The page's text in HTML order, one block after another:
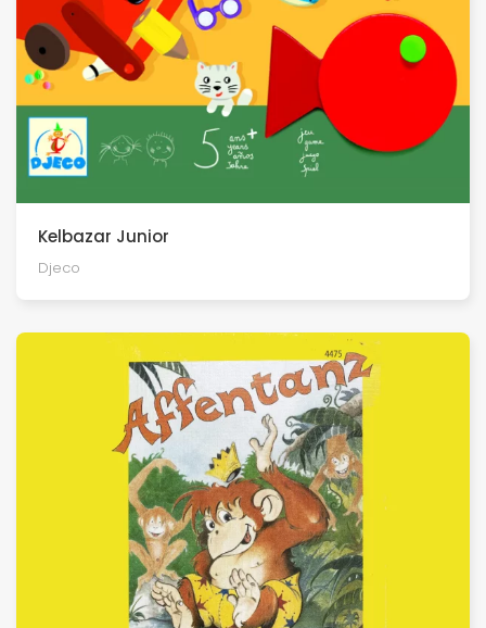
Kelbazar Junior
Djeco